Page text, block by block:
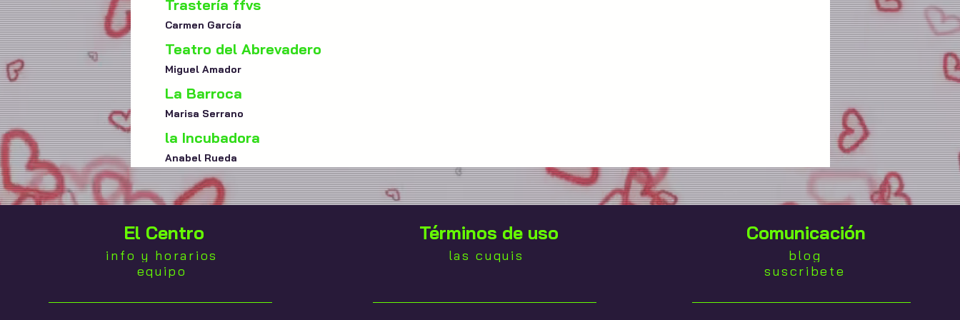
Trastería ffvs
Carmen García
Teatro del Abrevadero
Miguel Amador
La Barroca
Marisa Serrano
la Incubadora
Anabel Rueda
El Centro
info y horarios
equipo
Términos de uso
las cuquis
Comunicación
blog
suscribete